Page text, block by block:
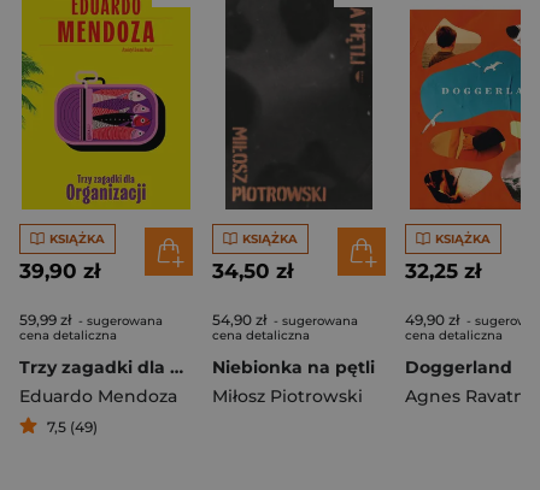
KSIĄŻKA
39,90 zł
59,99 zł - sugerowana
cena detaliczna
Trzy zagadki dla Organizacji
Eduardo Mendoza
7,5 (49)
KSIĄŻKA
34,50 zł
54,90 zł - sugerowana
cena detaliczna
Niebionka na pętli
Miłosz Piotrowski
KSIĄŻKA
32,25 zł
49,90 zł -
cena detaliczna
Doggerland
Agnes Ravatn